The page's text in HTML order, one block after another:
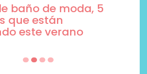
baño de moda, 5
que están
este verano